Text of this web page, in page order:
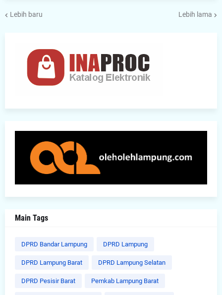
Lebih baru Lebih lama
Main Tags
DPRD Bandar Lampung DPRD Lampung
DPRD Lampung Barat DPRD Lampung Selatan
DPRD Pesisir Barat Pemkab Lampung Barat